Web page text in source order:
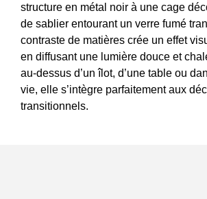
structure en métal noir à une cage
de sablier entourant un verre fumé
contraste de matières crée un effet
en diffusant une lumière douce et
au-dessus d’un îlot, d’une table ou
vie, elle s’intègre parfaitement aux
transitionnels.